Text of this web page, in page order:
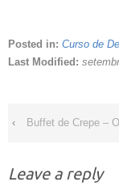
Posted in: Curso de
Last Modified:
‹ Buffet de Crepe –
Leave a reply